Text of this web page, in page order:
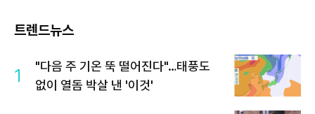
트렌드뉴스
1
"다음 주 기온 뚝 떨어진다"…태풍도
없이 열돔 박살 낸 '이것'